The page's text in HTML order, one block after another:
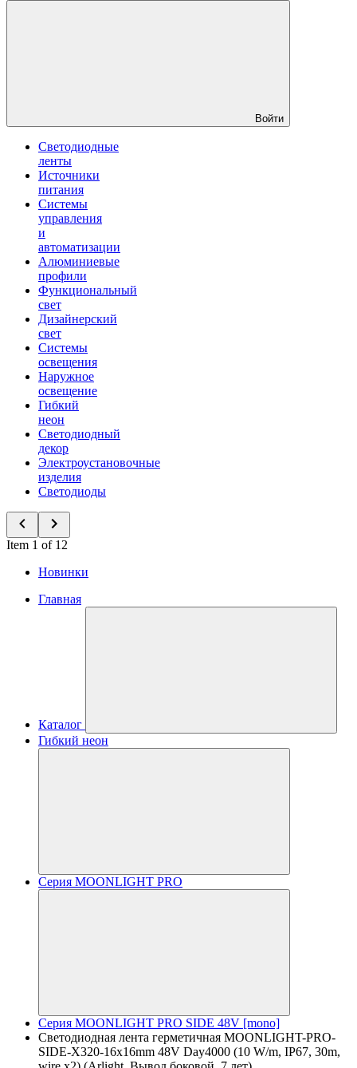
Войти
Светодиодные
ленты
Источники
питания
Системы
управления
и
автоматизации
Алюминиевые
профили
Функциональный
свет
Дизайнерский
свет
Системы
освещения
Наружное
освещение
Гибкий
неон
Светодиодный
декор
Электроустановочные
изделия
Светодиоды
Item 1 of 12
Новинки
Главная
Каталог
Гибкий неон
Серия MOONLIGHT PRO
Серия MOONLIGHT PRO SIDE 48V [mono]
Светодиодная лента герметичная MOONLIGHT-PRO-
SIDE-X320-16x16mm 48V Day4000 (10 W/m, IP67, 30m,